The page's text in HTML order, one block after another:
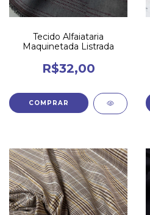
Tecido Alfaiataria
Maquinetada Listrada
R$32,00